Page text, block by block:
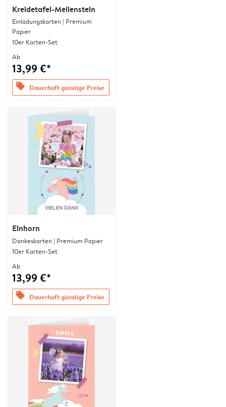
Kreidetafel-Meilenstein
Einladungskarten | Premium
Papier
10er Karten-Set
Ab
13,99 €*
offers Dauerhaft günstige Preise
Einhorn
Dankeskarten | Premium Papier
10er Karten-Set
Ab
13,99 €*
offers Dauerhaft günstige Preise